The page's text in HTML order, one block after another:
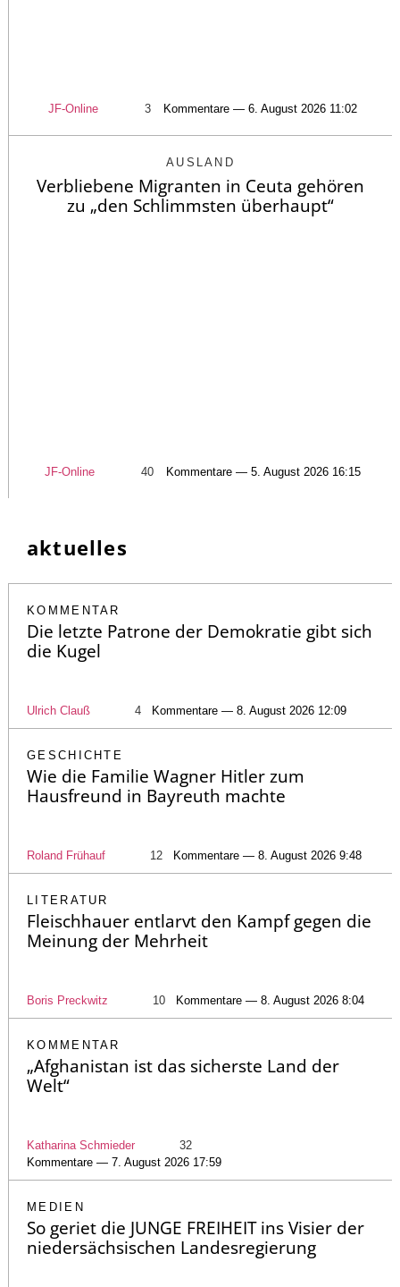
JF-Online 3 Kommentare — 6. August 2026 11:02
AUSLAND
Verbliebene Migranten in Ceuta gehören
zu „den Schlimmsten überhaupt“
JF-Online 40 Kommentare — 5. August 2026 16:15
aktuelles
KOMMENTAR
Die letzte Patrone der Demokratie gibt sich
die Kugel
Ulrich Clauß 4 Kommentare — 8. August 2026 12:09
GESCHICHTE
Wie die Familie Wagner Hitler zum
Hausfreund in Bayreuth machte
Roland Frühauf 12 Kommentare — 8. August 2026 9:48
LITERATUR
Fleischhauer entlarvt den Kampf gegen die
Meinung der Mehrheit
Boris Preckwitz 10 Kommentare — 8. August 2026 8:04
KOMMENTAR
„Afghanistan ist das sicherste Land der
Welt“
Katharina Schmieder
32
Kommentare — 7. August 2026 17:59
MEDIEN
So geriet die JUNGE FREIHEIT ins Visier der
niedersächsischen Landesregierung